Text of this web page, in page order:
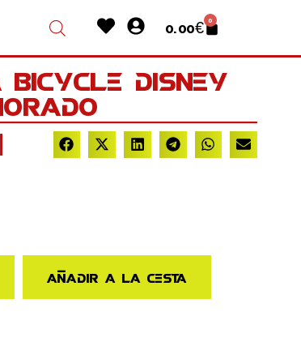
HeartUser-
circle
0.00€ 0
Cart
DISNEY
Añadir a la cesta